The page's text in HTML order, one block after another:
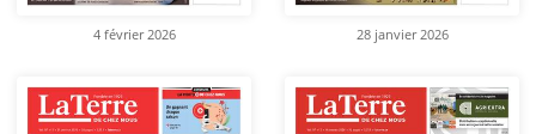
4 février 2026 28 janvier 2026